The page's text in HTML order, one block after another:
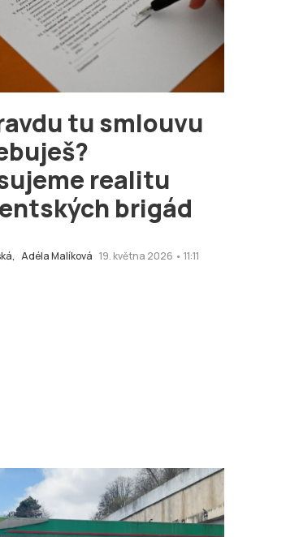
tu smlouvu
realitu
brigád
Adéla Malíková 19. května 2026 • 11:11